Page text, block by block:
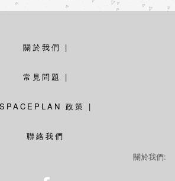
關於我們 |
常見問題 |
SPACEPLAN 政策 |
聯絡我們
關於我們: